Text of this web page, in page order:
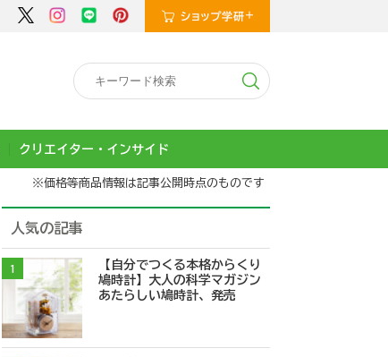
クリエイター・インサイド
※価格等商品情報は記事公開時点のものです
人気の記事
1
【自分でつくる本格からくり
鳩時計】大人の科学マガジン
あたらしい鳩時計、発売